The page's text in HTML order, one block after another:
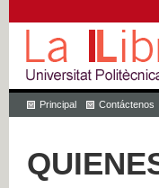
Principal Contáctenos